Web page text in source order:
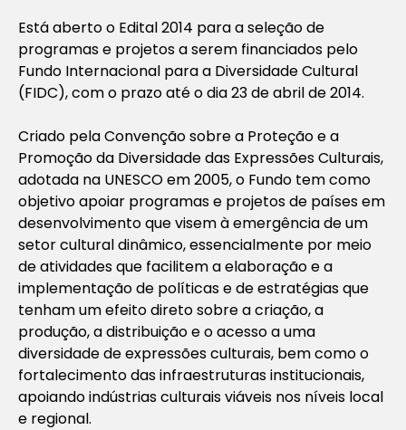
Está aberto o Edital 2014 para a seleção de
programas e projetos a serem financiados pelo
Fundo Internacional para a Diversidade Cultural
(FIDC), com o prazo até o dia 23 de abril de 2014.
Criado pela Convenção sobre a Proteção e a
Promoção da Diversidade das Expressões Culturais,
adotada na UNESCO em 2005, o Fundo tem como
objetivo apoiar programas e projetos de países em
desenvolvimento que visem à emergência de um
setor cultural dinâmico, essencialmente por meio
de atividades que facilitem a elaboração e a
implementação de políticas e de estratégias que
tenham um efeito direto sobre a criação, a
produção, a distribuição e o acesso a uma
diversidade de expressões culturais, bem como o
fortalecimento das infraestruturas institucionais,
apoiando indústrias culturais viáveis nos níveis local
e regional.